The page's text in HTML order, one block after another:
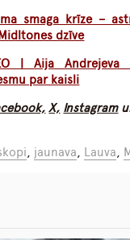
smaga krīze –
dzīve
| Aija
par kaisli
X, Instagram
, jaunava, Lauva,